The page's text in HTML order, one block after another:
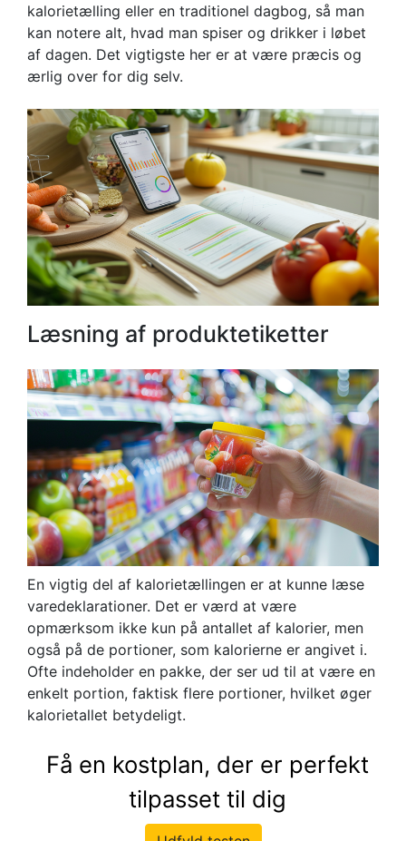
kalorietælling eller en traditionel dagbog, så man
kan notere alt, hvad man spiser og drikker i løbet
af dagen. Det vigtigste her er at være præcis og
ærlig over for dig selv.
Læsning af produktetiketter
En vigtig del af kalorietællingen er at kunne læse
varedeklarationer. Det er værd at være
opmærksom ikke kun på antallet af kalorier, men
også på de portioner, som kalorierne er angivet i.
Ofte indeholder en pakke, der ser ud til at være en
enkelt portion, faktisk flere portioner, hvilket øger
kalorietallet betydeligt.
Få en kostplan, der er perfekt
tilpasset til dig